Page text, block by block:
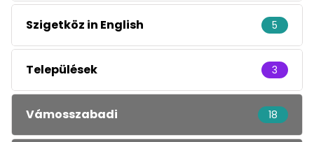
Szigetköz in English 5
Települések 3
Vámosszabadi 18